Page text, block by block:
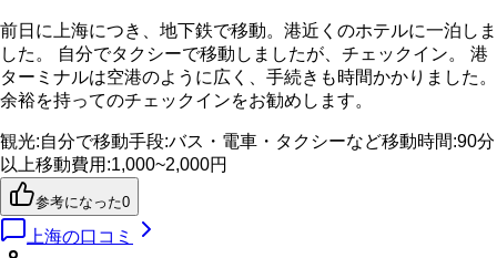
前日に上海につき、地下鉄で移動。港近くのホテルに一泊しま
した。 自分でタクシーで移動しましたが、チェックイン。 港
ターミナルは空港のように広く、手続きも時間かかりました。
余裕を持ってのチェックインをお勧めします。
観光:自分で移動手段:バス・電車・タクシーなど移動時間:90分
以上移動費用 :1,000~2,000円
参考になった0
上海の口コミ